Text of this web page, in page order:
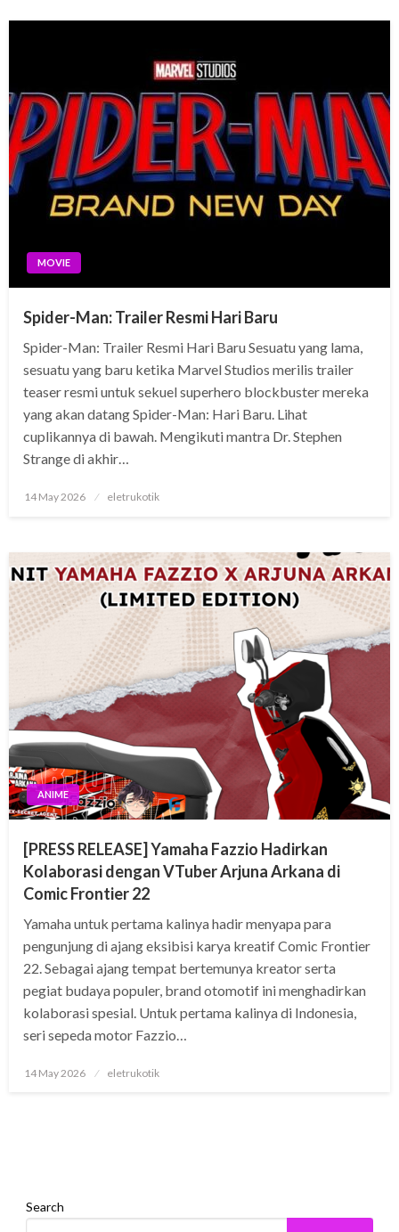
MOVIE
Spider-Man: Trailer Resmi Hari Baru
Spider-Man: Trailer Resmi Hari Baru Sesuatu yang lama,
sesuatu yang baru ketika Marvel Studios merilis trailer
teaser resmi untuk sekuel superhero blockbuster mereka
yang akan datang Spider-Man: Hari Baru. Lihat
cuplikannya di bawah. Mengikuti mantra Dr. Stephen
Strange di akhir…
Posted
14 May 2026 eletrukotik
ANIME
[PRESS RELEASE] Yamaha Fazzio Hadirkan
Kolaborasi dengan VTuber Arjuna Arkana di
Comic Frontier 22
Yamaha untuk pertama kalinya hadir menyapa para
pengunjung di ajang eksibisi karya kreatif Comic Frontier
22. Sebagai ajang tempat bertemunya kreator serta
pegiat budaya populer, brand otomotif ini menghadirkan
kolaborasi spesial. Untuk pertama kalinya di Indonesia,
seri sepeda motor Fazzio…
Posted
14 May 2026 eletrukotik
Search